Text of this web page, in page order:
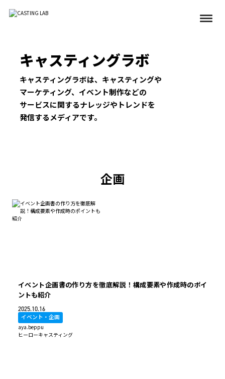
キャスティングラボ
キャスティングラボは、 キャスティングや
マーケティング、 イベント制作などの
サービスに関するナレッジやトレンドを
発信するメディアです。
企画
イベント企画書の作り方を徹底解説！構成要素や作成時のポイ
ントも紹介
2025.10.16
イベント・企画
aya.beppu
ヒーローキャスティング